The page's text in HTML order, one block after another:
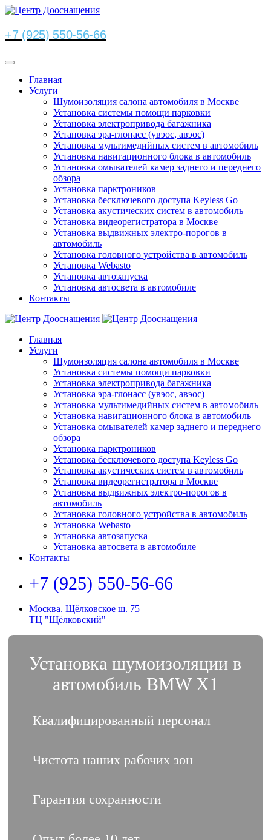
+7 (925) 550-56-66
Главная
Услуги
Шумоизоляция салона автомобиля в Москве
Установка системы помощи парковки
Установка электропривода багажника
Установка эра-глонасс (увэос, авэос)
Установка мультимедийных систем в автомобиль
Установка навигационного блока в автомобиль
Установка омывателей камер заднего и переднего
обзора
Установка парктроников
Установка бесключевого доступа Keyless Go
Установка акустических систем в автомобиль
Установка видеорегистратора в Москве
Установка выдвижных электро-порогов в
автомобиль
Установка головного устройства в автомобиль
Установка Webasto
Установка автозапуска
Установка автосвета в автомобиле
Контакты
Главная
Услуги
Шумоизоляция салона автомобиля в Москве
Установка системы помощи парковки
Установка электропривода багажника
Установка эра-глонасс (увэос, авэос)
Установка мультимедийных систем в автомобиль
Установка навигационного блока в автомобиль
Установка омывателей камер заднего и переднего
обзора
Установка парктроников
Установка бесключевого доступа Keyless Go
Установка акустических систем в автомобиль
Установка видеорегистратора в Москве
Установка выдвижных электро-порогов в
автомобиль
Установка головного устройства в автомобиль
Установка Webasto
Установка автозапуска
Установка автосвета в автомобиле
Контакты
+7 (925) 550-56-66
Москва. Щёлковское ш. 75
ТЦ "Щёлковский"
Установка шумоизоляции в
автомобиль BMW X1
Квалифицированный персонал
Чистота наших рабочих зон
Гарантия сохранности